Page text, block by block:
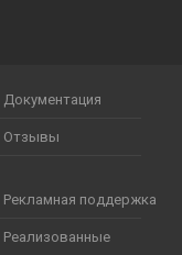
Документация
Отзывы
Рекламная поддержка
Реализованные